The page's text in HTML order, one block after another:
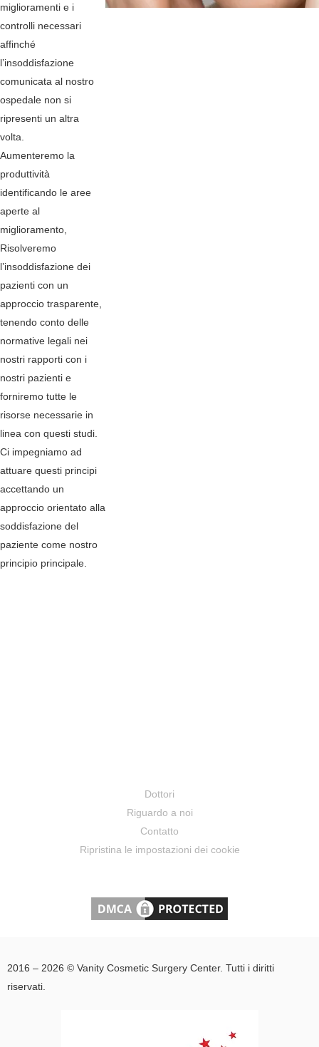
miglioramenti e i
controlli necessari
affinché
l’insoddisfazione
comunicata al nostro
ospedale non si
ripresenti un altra
volta.
Aumenteremo la
produttività
identificando le aree
aperte al
miglioramento,
Risolveremo
l’insoddisfazione dei
pazienti con un
approccio trasparente,
tenendo conto delle
normative legali nei
nostri rapporti con i
nostri pazienti e
forniremo tutte le
risorse necessarie in
linea con questi studi.
Ci impegniamo ad
attuare questi principi
accettando un
approccio orientato alla
soddisfazione del
paziente come nostro
principio principale.
Dottori
Riguardo a noi
Contatto
Ripristina le impostazioni dei cookie
2016 – 2026 © Vanity Cosmetic Surgery Center. Tutti i diritti
riservati.